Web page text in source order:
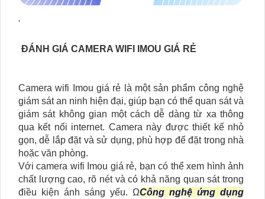
'
ĐÁNH GIÁ CAMERA WIFI IMOU GIÁ RẺ
Camera wifi Imou giá rẻ là một sản phẩm công nghệ
giám sát an ninh hiện đại, giúp bạn có thể quan sát và
giám sát không gian một cách dễ dàng từ xa thông
qua kết nối internet. Camera này được thiết kế nhỏ
gọn, dễ lắp đặt và sử dụng, phù hợp để đặt trong nhà
hoặc văn phòng.
Với camera wifi Imou giá rẻ, bạn có thể xem hình ảnh
chất lượng cao, rõ nét và có khả năng quan sát trong
điều kiện ánh sáng yếu. ΩCông nghệ ứng dụng